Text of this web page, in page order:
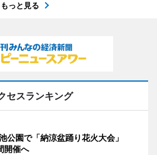
もっと見る
セスランキング
公園で「納涼盆踊り花火大会」
開催へ